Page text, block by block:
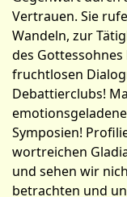
Vertrauen. Sie
Wandeln, zur
des
fruchtlosen
Debattierclubs!
Symposien!
wortreichen
und sehen wir
betrachten und